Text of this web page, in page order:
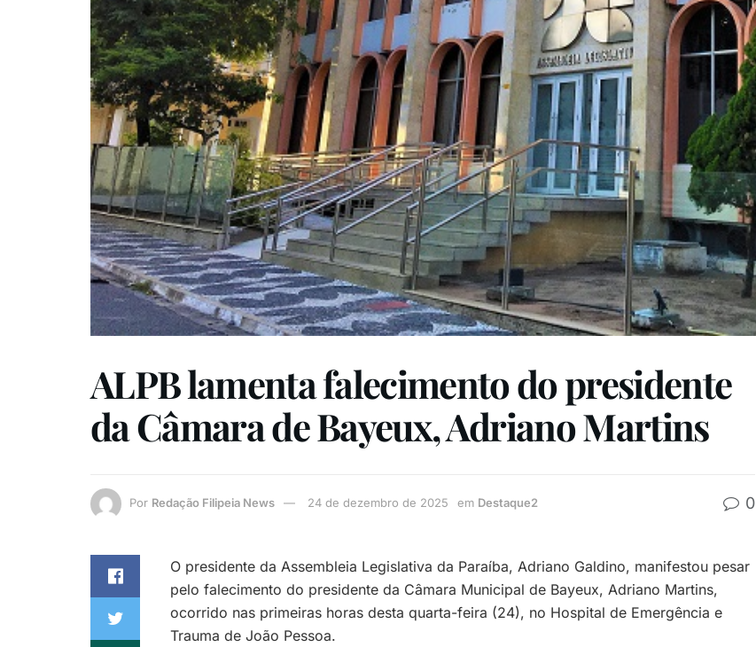
ALPB lamenta falecimento do presidente
da Câmara de Bayeux, Adriano Martins
Por Redação Filipeia News 24 de dezembro de 2025 em Destaque2 0
O presidente da Assembleia Legislativa da Paraíba, Adriano Galdino, manifestou pesar
pelo falecimento do presidente da Câmara Municipal de Bayeux, Adriano Martins,
ocorrido nas primeiras horas desta quarta-feira (24), no Hospital de Emergência e
Trauma de João Pessoa.